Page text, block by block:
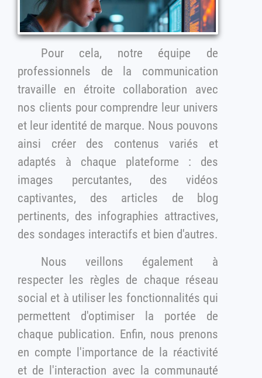
Pour cela, notre équipe de
professionnels de la communication
travaille en étroite collaboration avec
nos clients pour comprendre leur univers
et leur identité de marque. Nous pouvons
ainsi créer des contenus variés et
adaptés à chaque plateforme : des
images percutantes, des vidéos
captivantes, des articles de blog
pertinents, des infographies attractives,
des sondages interactifs et bien d'autres.
Nous veillons également à
respecter les règles de chaque réseau
social et à utiliser les fonctionnalités qui
permettent d'optimiser la portée de
chaque publication. Enfin, nous prenons
en compte l'importance de la réactivité
et de l'interaction avec la communauté